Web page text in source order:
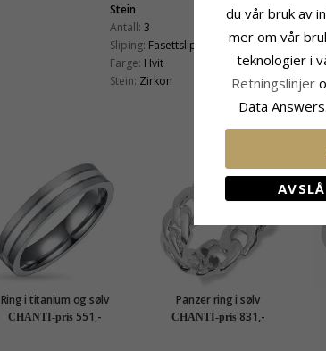
Stein
Antall: 3
Sliping: Fasettslipt
Farge: Hvit
Stein: Zirkon
Ring i titanium og sølv
CHANTI-pris 551,-
Panzer ring i sølv
CHANTI-pris 831,-
du vår bruk av
mer om vår
teknologier i
Retningslinjer
Data Answers.
AVSLÅ